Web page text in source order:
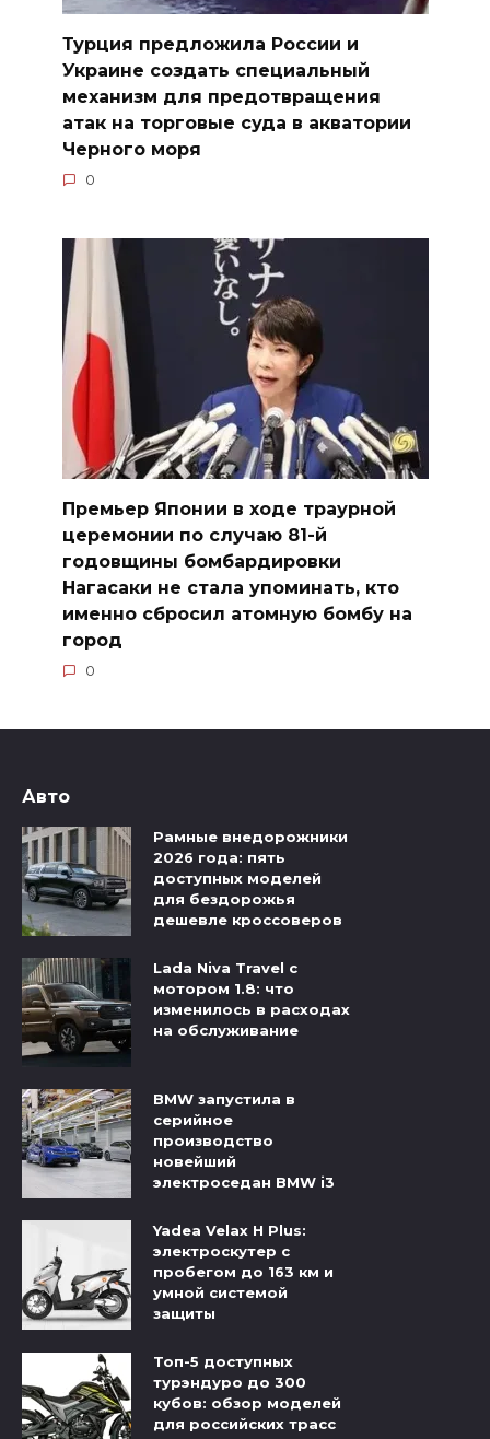
Турция предложила России и
Украине создать специальный
механизм для предотвращения
атак на торговые суда в акватории
Черного моря
0
Премьер Японии в ходе траурной
церемонии по случаю 81-й
годовщины бомбардировки
Нагасаки не стала упоминать, кто
именно сбросил атомную бомбу на
город
0
Авто
Рамные внедорожники
2026 года: пять
доступных моделей
для бездорожья
дешевле кроссоверов
Lada Niva Travel с
мотором 1.8: что
изменилось в расходах
на обслуживание
BMW запустила в
серийное
производство
новейший
электроседан BMW i3
Yadea Velax H Plus:
электроскутер с
пробегом до 163 км и
умной системой
защиты
Топ-5 доступных
турэндуро до 300
кубов: обзор моделей
для российских трасс